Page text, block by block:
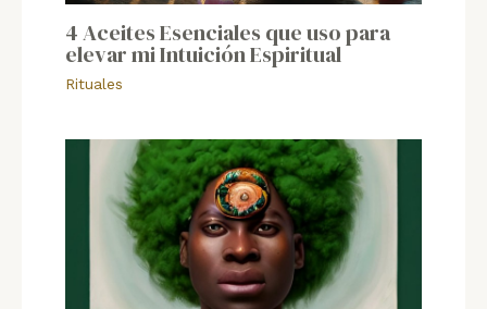
4 Aceites Esenciales que uso para
elevar mi Intuición Espiritual
Rituales